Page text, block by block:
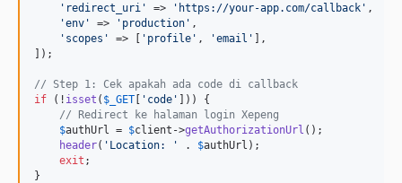
' redirect_uri ' => ' https://your-app.com/callback ' ,
'env ' => ' production ' ,
' scopes ' => [ ' profile ' , 'email ' ],
]);
// Step 1: Cek apakah ada code di callback
if (! isset ( $ _GET [ ' code ' ])) {
// Redirect ke halaman login Xepeng
$authUrl = $client ->getAuthorizationUrl ();
header( ' Location: ' . $authUrl );
exit ;
}